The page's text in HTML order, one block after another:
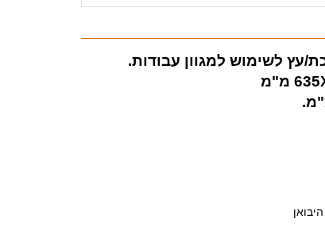
עץ לשימוש למגוון עבודות.